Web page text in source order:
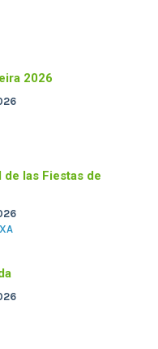
2026
las Fiestas de